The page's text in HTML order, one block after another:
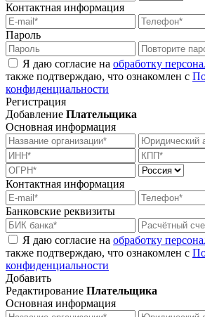
Контактная информация
Пароль
Я даю согласие на обработку
также подтверждаю, что ознакомлен с
конфиденциальности
Регистрация
Добавление Плательщика
Основная информация
Контактная информация
Банковские реквизиты
Я даю согласие на обработку
также подтверждаю, что ознакомлен с
конфиденциальности
Добавить
Редактирование Плательщика
Основная информация